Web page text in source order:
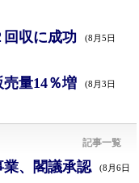
収に成功 (8月5日
量14％増 (8月3日
記事一覧
、閣議承認 (8月6日